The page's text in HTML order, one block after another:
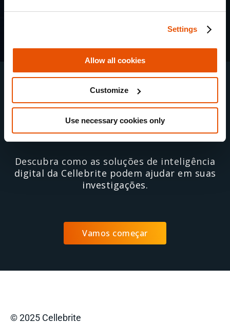
Settings
Allow all cookies
Customize
Use necessary cookies only
Comece a resolver
casos mais rápido
Descubra como as soluções de inteligência
digital da Cellebrite podem ajudar em suas
investigações.
Vamos começar
© 2025 Cellebrite